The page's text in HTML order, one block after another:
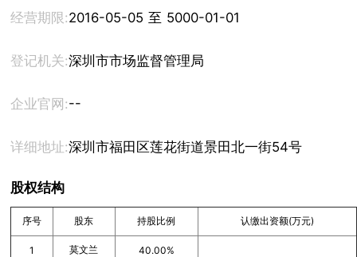
经营期限: 2016-05-05 至 5000-01-01
登记机关:深圳市市场监督管理局
企业官网:--
详细地址:深圳市福田区莲花街道景田北一街54号
股权结构
序号 股东 持股比例 认缴出资额(万元)
1 莫文兰 40.00%